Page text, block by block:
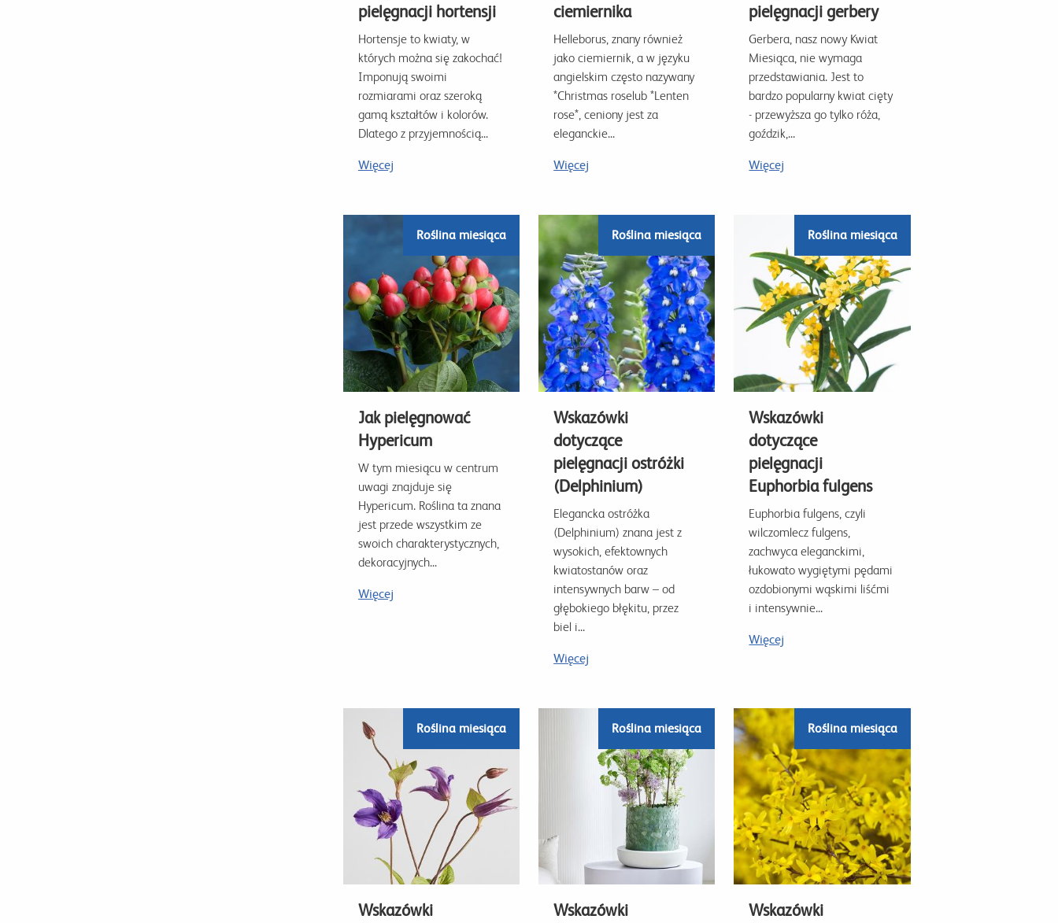
pielęgnacji hortensji
Hortensje to kwiaty, w
których można się zakochać!
Imponują swoimi
rozmiarami oraz szeroką
gamą kształtów i kolorów.
Dlatego z przyjemnością...
Więcej
ciemiernika
Helleborus, znany również
jako ciemiernik, a w języku
angielskim często nazywany
*Christmas roselub *Lenten
rose*, ceniony jest za
eleganckie...
Więcej
pielęgnacji gerbery
Gerbera, nasz nowy Kwiat
Miesiąca, nie wymaga
przedstawiania. Jest to
bardzo popularny kwiat cięty
- przewyższa go tylko róża,
goździk,...
Więcej
Roślina miesiąca
Jak pielęgnować
Hypericum
W tym miesiącu w centrum
uwagi znajduje się
Hypericum. Roślina ta znana
jest przede wszystkim ze
swoich charakterystycznych,
dekoracyjnych...
Więcej
Roślina miesiąca
Wskazówki
dotyczące
pielęgnacji ostróżki
(Delphinium)
Elegancka ostróżka
(Delphinium) znana jest z
wysokich, efektownych
kwiatostanów oraz
intensywnych barw – od
głębokiego błękitu, przez
biel i...
Więcej
Roślina miesiąca
Wskazówki
dotyczące
pielęgnacji
Euphorbia fulgens
Euphorbia fulgens, czyli
wilczomlecz fulgens,
zachwyca eleganckimi,
łukowato wygiętymi pędami
ozdobionymi wąskimi liśćmi
i intensywnie...
Więcej
Roślina miesiąca
Wskazówki
Roślina miesiąca
Wskazówki
Roślina miesiąca
Wskazówki